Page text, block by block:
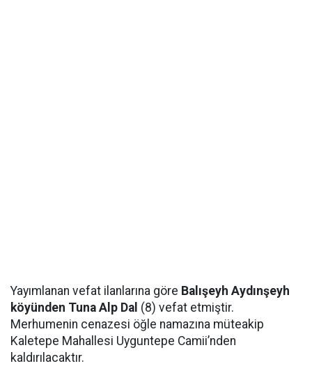
Yayımlanan vefat ilanlarına göre Balışeyh Aydınşeyh
köyünden Tuna Alp Dal (8) vefat etmiştir.
Merhumenin cenazesi öğle namazına müteakip
Kaletepe Mahallesi Uyguntepe Camii’nden
kaldırılacaktır.